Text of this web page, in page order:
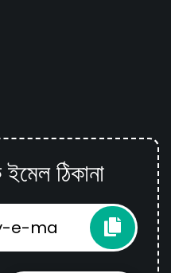
ঠিকানা